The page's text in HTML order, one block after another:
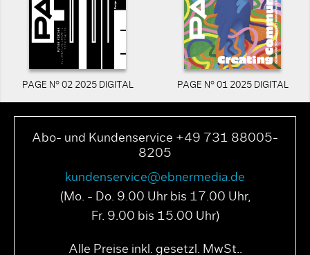
PAGE N° 02 2025 DIGITAL PAGE N° 01 2025 DIGITAL
Abo- und Kundenservice +49 731 88005-
8205
kundenservice@ebnermedia.de
(Mo. - Do. 9.00 Uhr bis 17.00 Uhr,
Fr. 9.00 bis 15.00 Uhr)
Alle Preise inkl. gesetzl. MwSt..